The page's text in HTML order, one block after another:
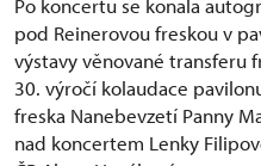
Po koncertu se konala
pod Reinerovou freskou v
výstavy věnované transferu
30. výročí kolaudace
freska Nanebevzetí Panny
nad koncertem Lenky